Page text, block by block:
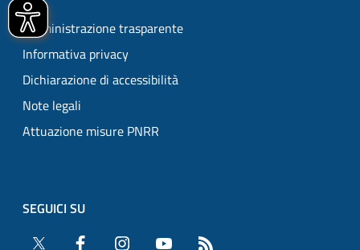
Amministrazione trasparente
Informativa privacy
Dichiarazione di accessibilità
Note legali
Attuazione misure PNRR
SEGUICI SU
Twitter
Facebook Instagram YouTube